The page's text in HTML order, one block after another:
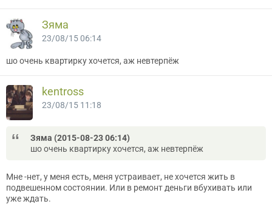
Зяма
23/08/15 06:14
шо очень квартирку хочется, аж невтерпёж
kentross
23/08/15 11:18
Зяма (2015-08-23 06:14)
шо очень квартирку хочется, аж невтерпёж
Мне -нет, у меня есть, меня устраивает, не хочется жить в
подвешенном состоянии. Или в ремонт деньги вбухивать или
уже ждать.